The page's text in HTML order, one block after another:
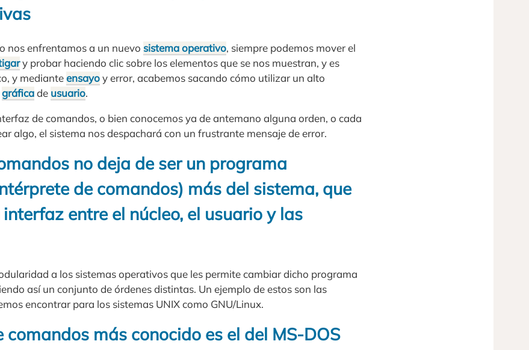
nos enfrentamos a un nuevo sistema operativo, siempre podemos mover el
y probar haciendo clic sobre los elementos que se nos muestran, y es
y medianteensayoy error, acabemos sacando cómo utilizar un alto
gráficade usuario.
de comandos, o bien conocemos ya de antemano alguna orden, o cada
algo, el sistema nos despachará con un frustrante mensaje de error.
no deja de ser un programa
de comandos) más del sistema, que
entre el núcleo, el usuario y las
a los sistemas operativos que les permite cambiar dicho programa
así un conjunto de órdenes distintas. Un ejemplo de estos son las
encontrar para los sistemas UNIX como GNU/Linux.
comandos más conocido es el del MS-DOS